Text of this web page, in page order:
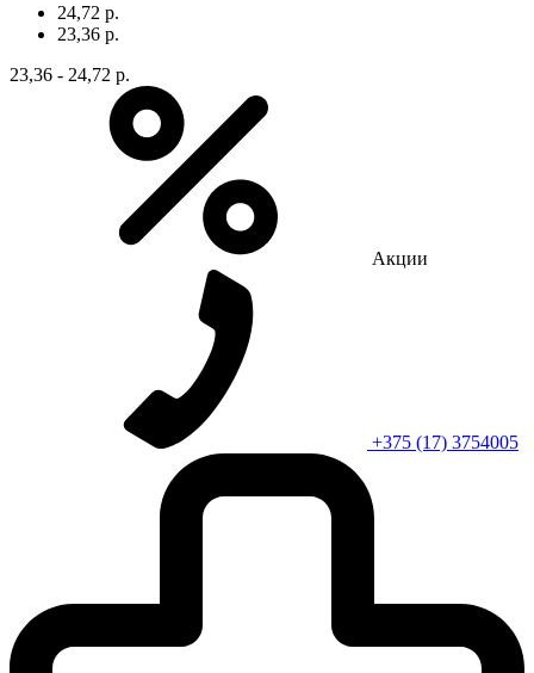
24,72 р.
23,36 р.
23,36 - 24,72 р.
Акции
+375 (17) 3754005